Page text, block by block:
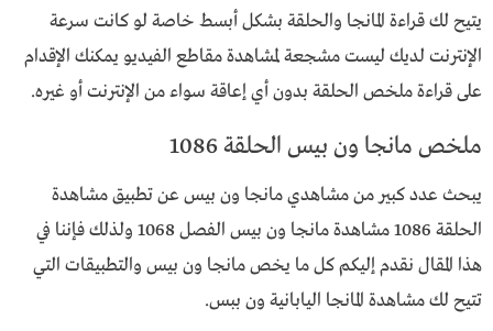
يتيح لك قراءة المانجا والحلقة بشكل أبسط خاصة لو كانت سرعة
الإنترنت لديك ليست مشجعة لمشاهدة مقاطع الفيديو يمكنك الإقدام
على قراءة ملخص الحلقة بدون أي إعاقة سواء من الإنترنت أو غيره.
ملخص مانجا ون بيس الحلقة 1086
يبحث عدد كبير من مشاهدي مانجا ون بيس عن تطبيق مشاهدة
الحلقة 1086 مشاهدة مانجا ون بيس الفصل 1068 ولذلك فإننا في
هذا المقال نقدم إليكم كل ما يخص مانجا ون بيس والتطبيقات التي
تتيح لك مشاهدة المانجا اليابانية ون ببس.